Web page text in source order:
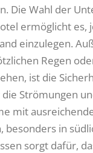
Die Wahl der
ermöglicht es,
einzulegen.
Regen
ist die
Strömungen
mit
besonders in
sorgt dafür,